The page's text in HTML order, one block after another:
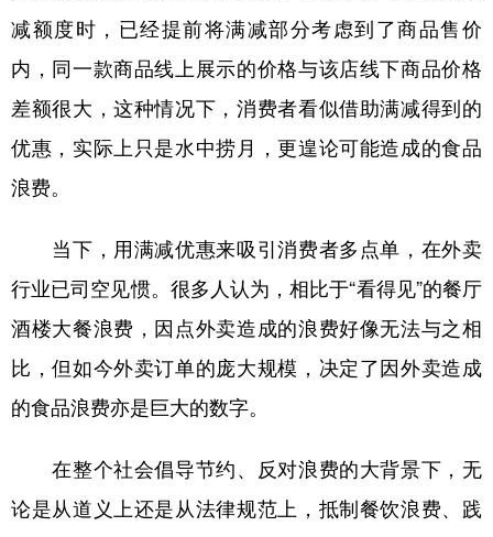
陕西 甘肃 青海 宁夏
新疆 内蒙古 黑龙江
多语种频道
English
Русский язык 日本語 한국어
Deutsch Português
减额度时，已经提前将满减部分考虑到了商品售价
内，同一款商品线上展示的价格与该店线下商品价格
差额很大，这种情况下，消费者看似借助满减得到的
优惠，实际上只是水中捞月，更遑论可能造成的食品
浪费。
当下，用满减优惠来吸引消费者多点单，在外卖
行业已司空见惯。很多人认为，相比于“看得见”的餐厅
酒楼大餐浪费，因点外卖造成的浪费好像无法与之相
比，但如今外卖订单的庞大规模，决定了因外卖造成
的食品浪费亦是巨大的数字。
在整个社会倡导节约、反对浪费的大背景下，无
论是从道义上还是从法律规范上，抵制餐饮浪费、践